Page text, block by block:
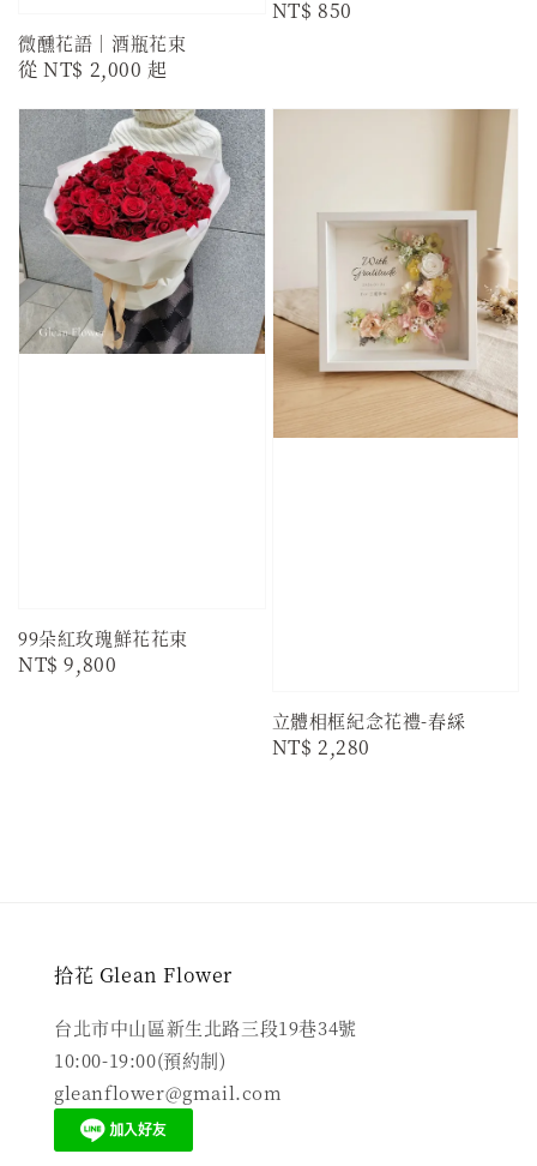
微醺花語｜酒瓶花束
Regular
從NT$ 2,000 起
Regular
NT$ 850
99朵紅玫瑰鮮花花束
Regular
NT$ 9,800
立體相框紀念花禮-春綵
Regular
NT$ 2,280
拾花 Glean Flower
台北市中山區新生北路三段19巷34號
10:00-19:00(預約制)
gleanflower@gmail.com